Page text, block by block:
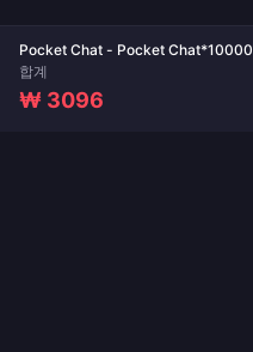
Pocket Chat - Pocket Chat*10000
합계
₩ 3096